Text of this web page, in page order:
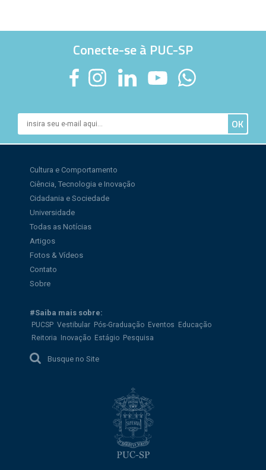
Conecte-se à PUC-SP
Cultura e Comportamento
Ciência, Tecnologia e Inovação
Cidadania e Sociedade
Universidade
Todas as Notícias
Artigos
Fotos & Vídeos
Contato
Sobre
#Saiba mais sobre:
PUCSP Vestibular Pós-Graduação Eventos
Educação
Reitoria
Inovação Estágio Pesquisa
Busque no Site